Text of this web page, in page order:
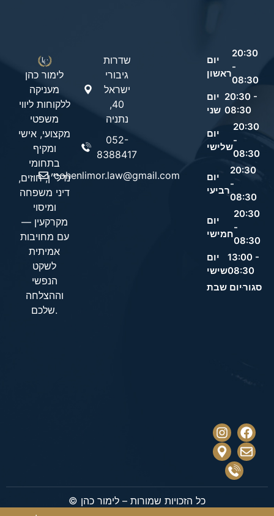
יום
ראשון
20:30
-
08:30
יום
שני
20:30 -
08:30
יום
שלישי
20:30
-
08:30
יום
רביעי
20:30
-
08:30
יום
חמישי
20:30
-
08:30
יום
שישי
13:00 -
08:30
יום שבתסגור
שדרות
גיבורי
ישראל
40,
נתניה
052-
8388417
cohenlimor.law@gmail.com
לימור כהן
מעניקה
ללקוחות ליווי
משפטי
מקצועי, אישי
ומקיף
בתחומי
נדל״ן, חוזים,
דיני משפחה
ומיסוי
מקרקעין —
עם מחויבות
אמיתית
לשקט
הנפשי
וההצלחה
שלכם.
© כל הזכויות שמורות – לימור כהן